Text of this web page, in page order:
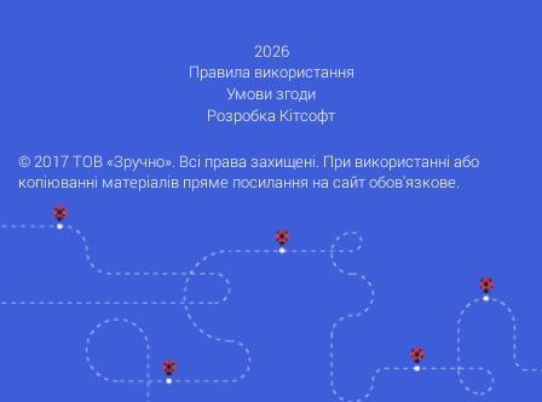
2026
Правила використання
Умови згоди
Розробка Кітсофт
© 2017 ТОВ «Зручно». Всі права захищені. При використанні або
копіюванні матеріалів пряме посилання на сайт обов'язкове.